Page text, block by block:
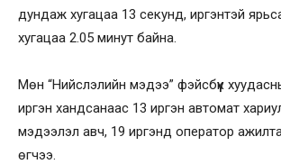
дундаж хугацаа 13 секунд, иргэнтэй
хугацаа 2.05 минут байна.
Мөн “Нийслэлийн мэдээ” фэйсбүүк
иргэн хандсанаас 13 иргэн автомат
мэдээлэл авч, 19 иргэнд оператор
өгчээ.